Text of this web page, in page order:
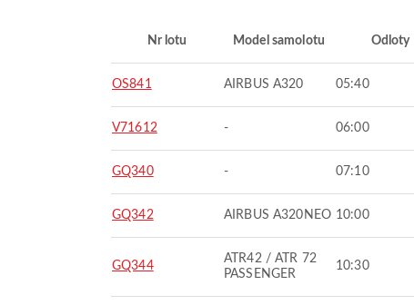
Nr lotu Model samolotu Odloty
OS841 AIRBUS A320 05:40
V71612 - 06:00
GQ340 - 07:10
GQ342 AIRBUS A320NEO 10:00
GQ344
ATR42 / ATR 72
PASSENGER
10:30